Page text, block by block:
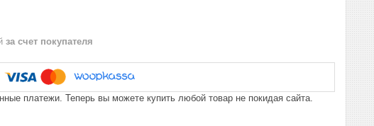
за счет покупателя
платежи. Теперь вы можете купить любой товар не покидая сайта.